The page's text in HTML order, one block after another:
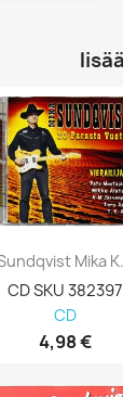
CD SKU 382397
CD
4,98 €